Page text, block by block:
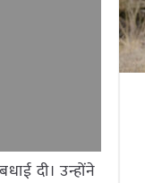
दी। उन्होंने